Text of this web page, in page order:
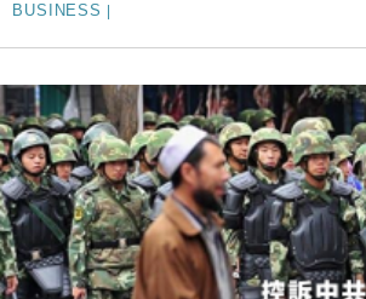
11:30
財經｜精星香港夥菜鳥拓全球智
市場落地
14:50
地產｜大酒店中期轉賺2300萬
東京半島
13:12
國際｜特朗普赴洛杉磯高球場
12:30
財經｜香港7月PMI回落至51 企
手
11:40
財經｜黑石傳再籌逾360億美元
Google晶片
BUSINESS |